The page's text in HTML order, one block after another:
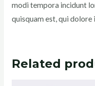
modi tempora incidunt
quisquam est, qui
Related